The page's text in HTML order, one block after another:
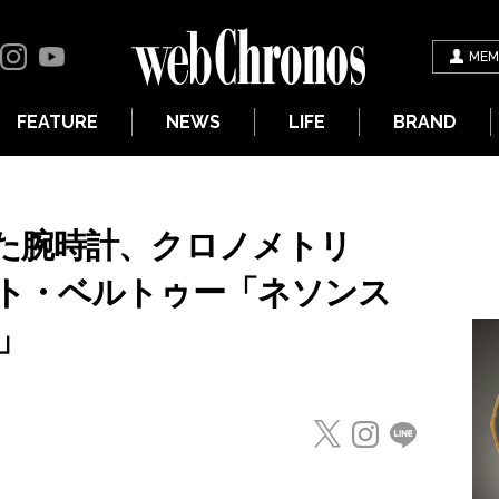
FEATURE NEWS LIFE BRAND
腕時計、クロノメトリ
・ベルトゥー「ネソンス